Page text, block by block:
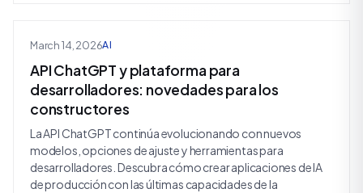
March 14, 2026AI
API ChatGPT y plataforma para
desarrolladores: novedades para los
constructores
La API ChatGPT continúa evolucionando con nuevos
modelos, opciones de ajuste y herramientas para
desarrolladores. Descubra cómo crear aplicaciones de IA
de producción con las últimas capacidades de la